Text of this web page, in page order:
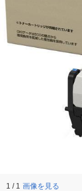
1 / 1 画像を見る